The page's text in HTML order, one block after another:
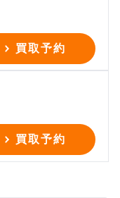
買取予約
買取予約